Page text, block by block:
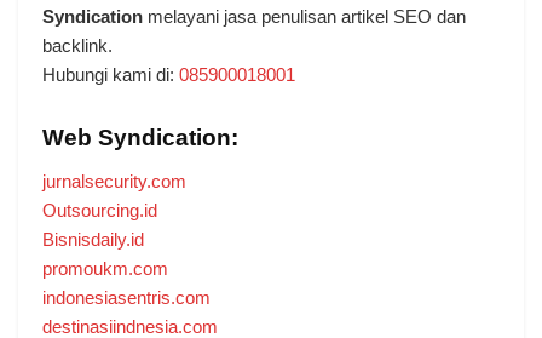
Syndication melayani jasa penulisan artikel SEO dan
backlink.
Hubungi kami di: 085900018001
Web Syndication:
jurnalsecurity.com
Outsourcing.id
Bisnisdaily.id
promoukm.com
indonesiasentris.com
destinasiindnesia.com